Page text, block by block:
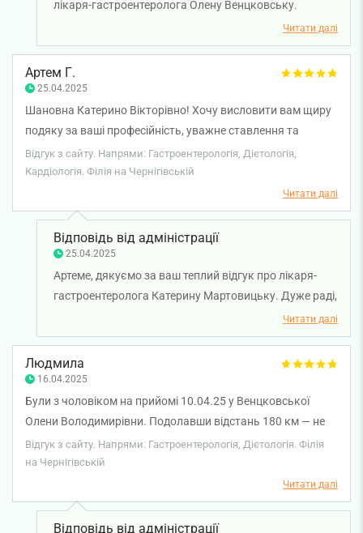
лікаря-гастроентеролога Олену Венцковську.
Читати далі
Артем Г.
25.04.2025
Шановна Катерино Вікторівно! Хочу висловити вам щиру
подяку за ваші професійність, уважне ставлення та
ефективне лікування. Ваша компетентність,
доброзичливість і готовність детально пояснити кожен
етап терапії допомогли мені не лише покращити стан
здоров’я, але й відчути себе в безпеці під час лікування.
Дякую за ваш терпіння, турботу та індивідуальний підхід.
Ви справжній професіонал із великим серцем! Бажаю вам
доброго здоров’я, натхнення у роботі та щасливих
пацієнтів! З повагою, Артем Г..
Відгук з сайту. Напрями: Гастроентерологія, Дієтологія,
Кардіологія. Філія на Чернігівській
Читати далі
Відповідь від адміністрації
25.04.2025
Артеме, дякуємо за ваш теплий відгук про лікаря-
гастроентеролога Катерину Мартовицьку. Дуже раді,
що лікування було ефективним, а спілкування з
лікарем залишило у вас такі позитивні враження.
Читати далі
Людмила
16.04.2025
Були з чоловіком на прийомі 10.04.25 у Венцковської
Олени Володимирівни. Подолавши відстань 180 км — не
пошкодували. Лікарка чуйна, уважна, фахівець своєї
справи. Було приємно спілкуватись, помітно що людина
Відгук з сайту. Напрями: Гастроентерологія, Дієтологія. Філія
на Чернігівській
Читати далі
Відповідь від адміністрації